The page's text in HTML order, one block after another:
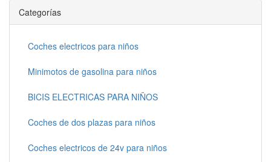
Categorías
Coches electricos para niños
Minimotos de gasolina para niños
BICIS ELECTRICAS PARA NIÑOS
Coches de dos plazas para niños
Coches electricos de 24v para niños